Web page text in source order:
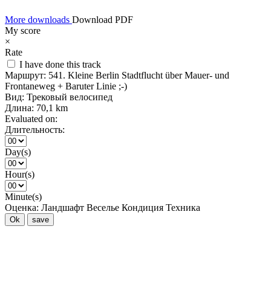
More downloads Download PDF
My score
×
Rate
I have done this track
Маршрут: 541. Kleine Berlin Stadtflucht über Mauer- und
Frontaneweg + Baruter Linie ;-)
Вид: Трековый велосипед
Длина: 70,1 km
Evaluated on:
Длительность:
Day(s)
Hour(s)
Minute(s)
Оценка: Ландшафт Веселье Кондиция Техника
Ok save